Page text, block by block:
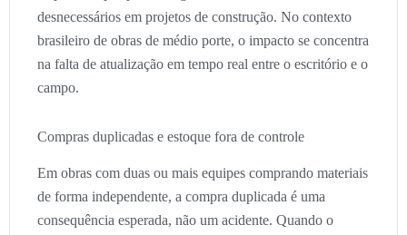
desnecessários em projetos de construção. No contexto
brasileiro de obras de médio porte, o impacto se concentra
na falta de atualização em tempo real entre o escritório e o
campo.
Compras duplicadas e estoque fora de controle
Em obras com duas ou mais equipes comprando materiais
de forma independente, a compra duplicada é uma
consequência esperada, não um acidente. Quando o